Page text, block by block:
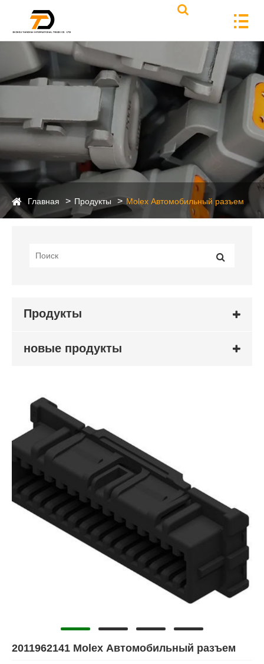
Главная Продукты Molex Автомобильный разъем
Продукты
новые продукты
2011962141 Molex Автомобильный разъем